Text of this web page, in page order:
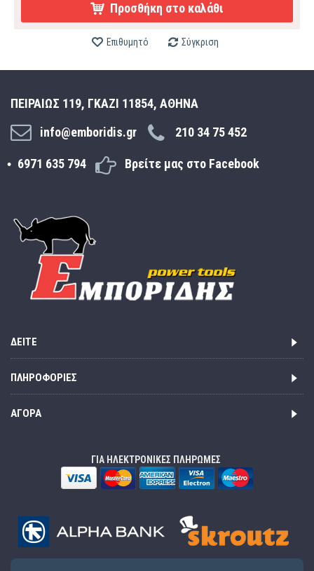
Προσθήκη στο καλάθι
Επιθυμητό Σύγκριση
ΠΕΙΡΑΙΩΣ 119, ΓΚΑΖΙ 11854, ΑΘΗΝΑ
info@emboridis.gr
210 34 75 452
6971 635 794 Βρείτε μας στο Facebook
ΔΕΊΤΕ
ΠΛΗΡΟΦΟΡΊΕΣ
ΑΓΟΡΆ
ΓΙΑ ΗΛΕΚΤΡΟΝΙΚΕΣ ΠΛΗΡΩΜΕΣ